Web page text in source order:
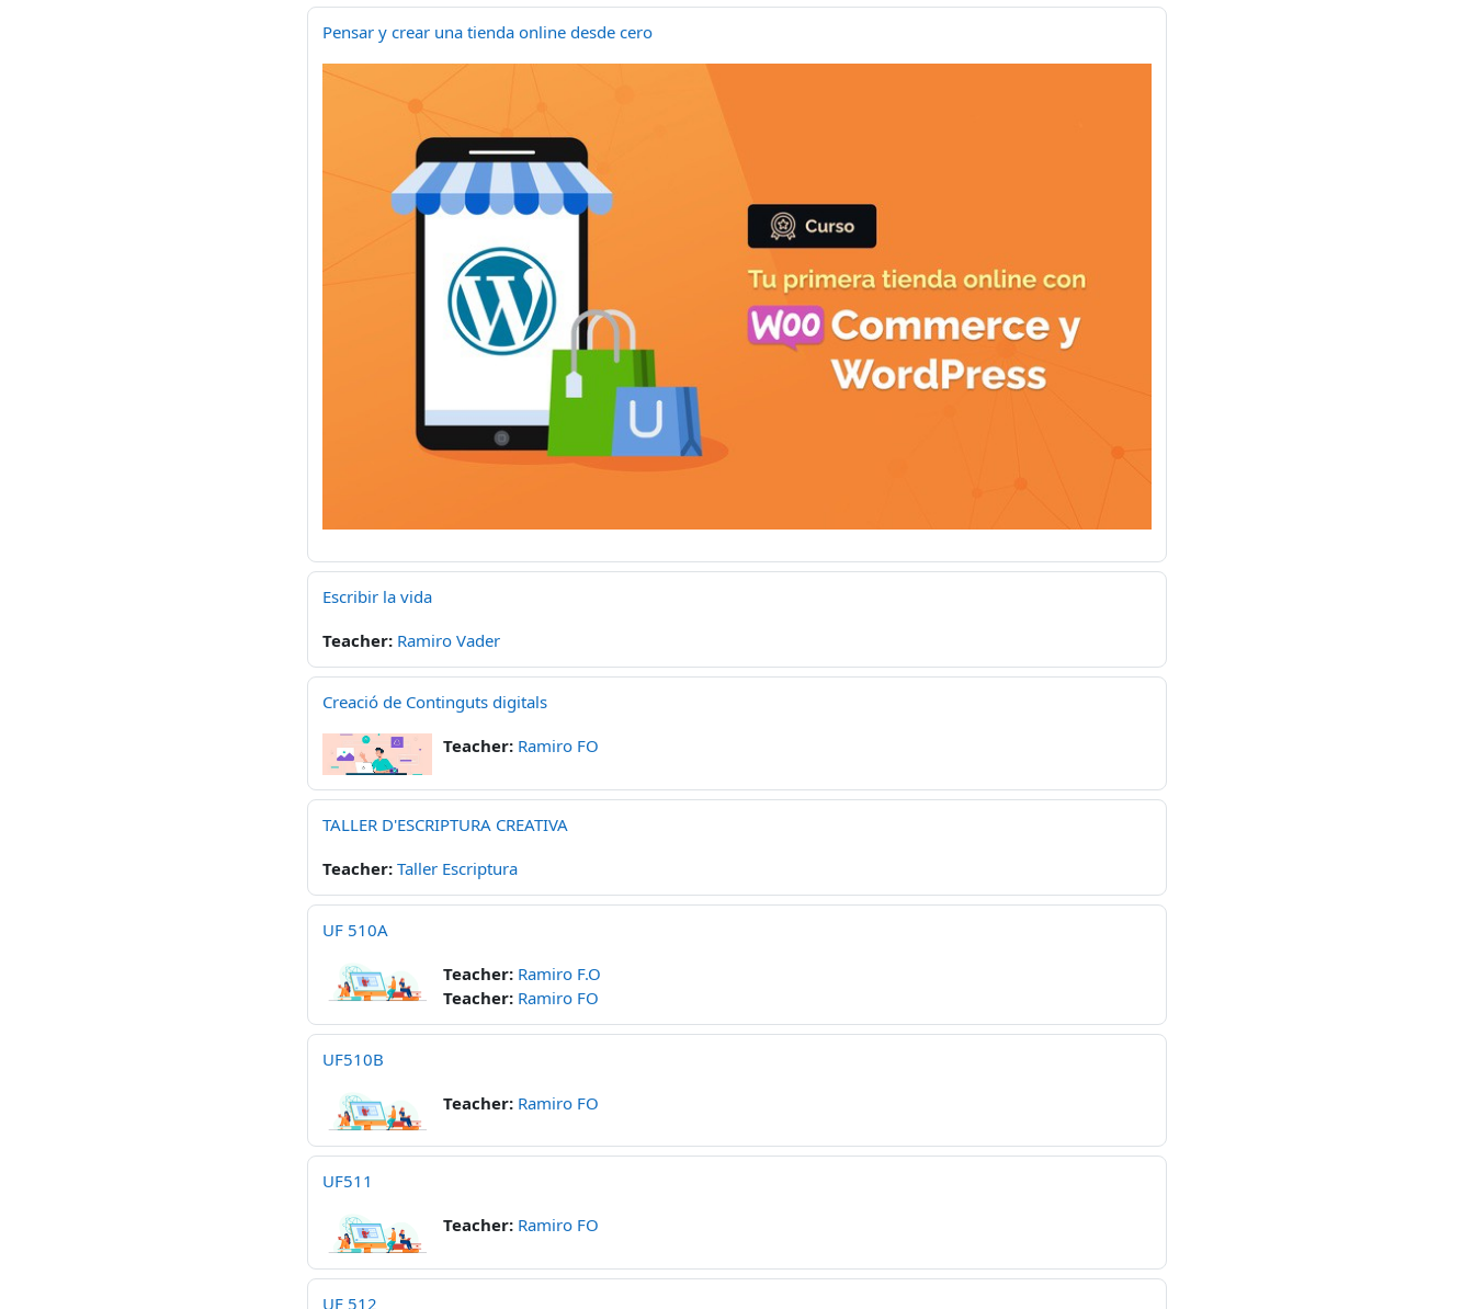
Pensar y crear una tienda online desde cero
Escribir la vida
Teacher: Ramiro Vader
Creació de Continguts digitals
Teacher: Ramiro FO
TALLER D'ESCRIPTURA CREATIVA
Teacher: Taller Escriptura
UF 510A
Teacher: Ramiro F.O
Teacher: Ramiro FO
UF510B
Teacher: Ramiro FO
UF511
Teacher: Ramiro FO
UF 512